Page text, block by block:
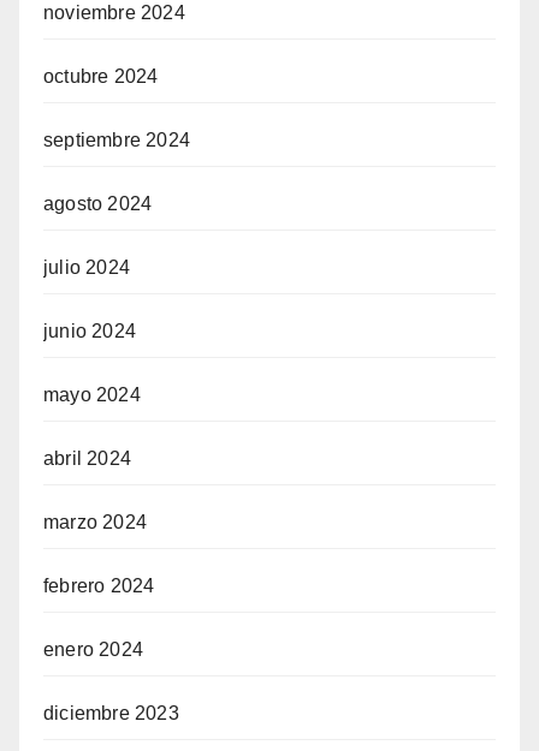
noviembre 2024
octubre 2024
septiembre 2024
agosto 2024
julio 2024
junio 2024
mayo 2024
abril 2024
marzo 2024
febrero 2024
enero 2024
diciembre 2023